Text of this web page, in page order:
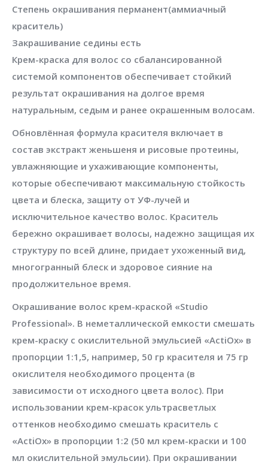
Степень окрашивания перманент(аммиачный
краситель)
Закрашивание седины есть
Крем-краска для волос со сбалансированной
системой компонентов обеспечивает стойкий
результат окрашивания на долгое время
натуральным, седым и ранее окрашенным волосам.
Обновлённая формула красителя включает в
состав экстракт женьшеня и рисовые протеины,
увлажняющие и ухаживающие компоненты,
которые обеспечивают максимальную стойкость
цвета и блеска, защиту от УФ-лучей и
исключительное качество волос. Краситель
бережно окрашивает волосы, надежно защищая их
структуру по всей длине, придает ухоженный вид,
многогранный блеск и здоровое сияние на
продолжительное время.
Окрашивание волос крем-краской «Studio
Professional». В неметаллической емкости смешать
крем-краску с окислительной эмульсией «ActiOx» в
пропорции 1:1,5, например, 50 гр красителя и 75 гр
окислителя необходимого процента (в
зависимости от исходного цвета волос). При
использовании крем-красок ультрасветлых
оттенков необходимо смешать краситель с
«ActiOx» в пропорции 1:2 (50 мл крем-краски и 100
мл окислительной эмульсии). При окрашивании